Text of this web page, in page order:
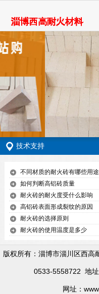
技术支持
不同材质的耐火砖有哪些用途
如何判断高铝砖质量
耐火砖的耐火度受什么影响
高铝砖表面形成裂纹的原因
耐火砖的选择原则
耐火砖的使用温度是多少
版权所有：淄博市淄川区西高
0533-5558722 地
网址：